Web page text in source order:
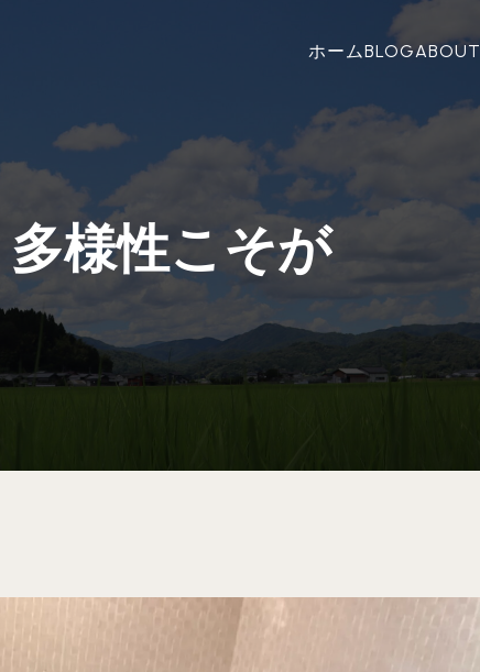
ホームBLOGABOUT
多様性こそが